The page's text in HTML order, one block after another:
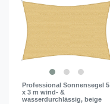
Professional Sonnensegel 5
x 3 m wind- &
wasserdurchlässig, beige